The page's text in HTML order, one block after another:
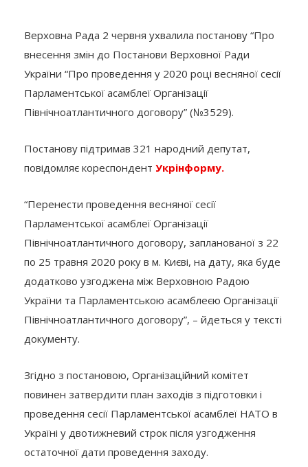
Верховна Рада 2 червня ухвалила постанову “Про
внесення змін до Постанови Верховної Ради
України “Про проведення у 2020 році весняної сесії
Парламентської асамблеї Організації
Північноатлантичного договору” (№3529).
Постанову підтримав 321 народний депутат,
повідомляє кореспондент Укрінформу.
“Перенести проведення весняної сесії
Парламентської асамблеї Організації
Північноатлантичного договору, запланованої з 22
по 25 травня 2020 року в м. Києві, на дату, яка буде
додатково узгоджена між Верховною Радою
України та Парламентською асамблеєю Організації
Північноатлантичного договору”, – йдеться у тексті
документу.
Згідно з постановою, Організаційний комітет
повинен затвердити план заходів з підготовки і
проведення сесії Парламентської асамблеї НАТО в
Україні у двотижневий строк після узгодження
остаточної дати проведення заходу.